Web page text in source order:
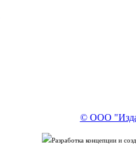
© ООО
Разработка концепции и